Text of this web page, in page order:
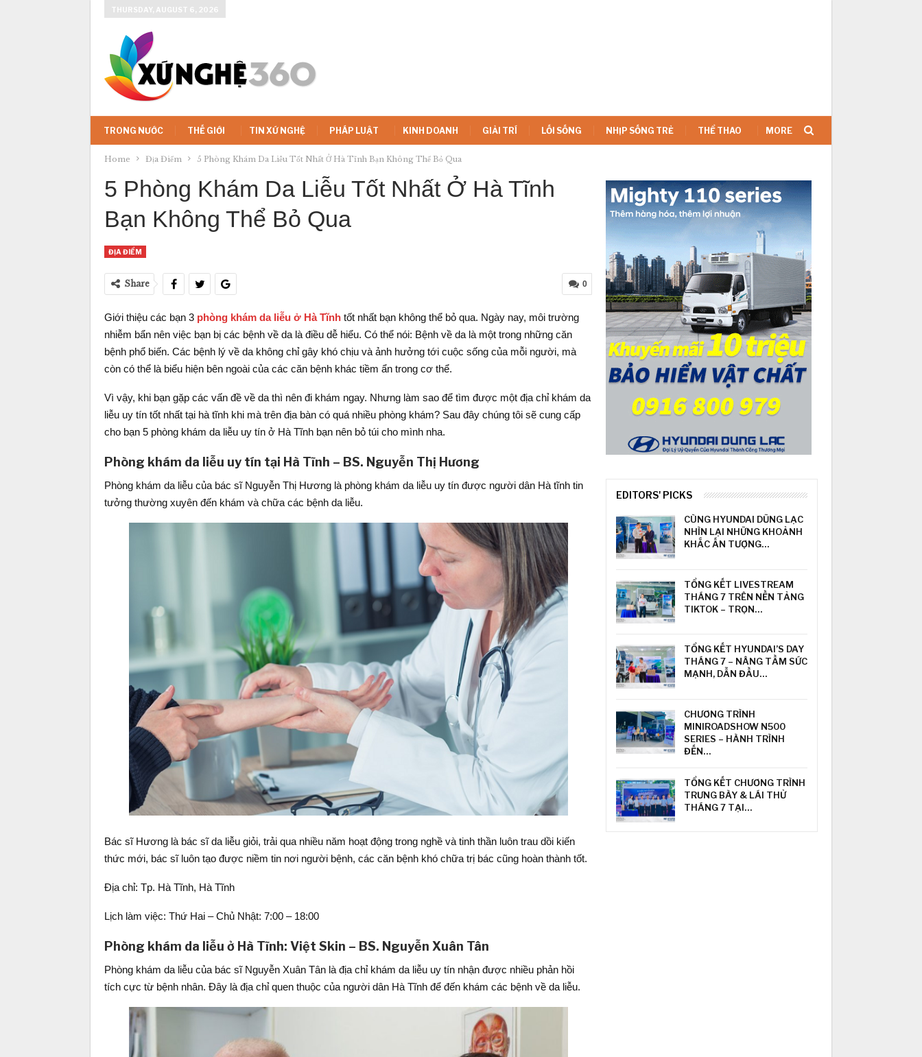
THURSDAY, AUGUST 6, 2026
TRONG NƯỚC THẾ GIỚI TIN XỨ NGHỆ PHÁP LUẬT KINH DOANH GIẢI TRÍ LỐI SỐNG NHỊP SỐNG TRẺ THỂ THAO MORE
Home Địa Điểm 5 Phòng Khám Da Liễu Tốt Nhất Ở Hà Tĩnh Bạn Không Thể Bỏ Qua
5 Phòng Khám Da Liễu Tốt Nhất Ở Hà Tĩnh
Bạn Không Thể Bỏ Qua
ĐỊA ĐIỂM
0
Share
Giới thiệu các bạn 3 phòng khám da liễu ở Hà Tĩnh tốt nhất bạn không thể bỏ qua. Ngày nay, môi trường
nhiễm bẩn nên việc bạn bị các bệnh về da là điều dễ hiểu. Có thể nói: Bệnh về da là một trong những căn
bệnh phổ biến. Các bệnh lý về da không chỉ gây khó chịu và ảnh hưởng tới cuộc sống của mỗi người, mà
còn có thể là biểu hiện bên ngoài của các căn bệnh khác tiềm ẩn trong cơ thể.
Vì vậy, khi bạn gặp các vấn đề về da thì nên đi khám ngay. Nhưng làm sao để tìm được một địa chỉ khám da
liễu uy tín tốt nhất tại hà tĩnh khi mà trên địa bàn có quá nhiều phòng khám? Sau đây chúng tôi sẽ cung cấp
cho bạn 5 phòng khám da liễu uy tín ở Hà Tĩnh bạn nên bỏ túi cho mình nha.
Phòng khám da liễu uy tín tại Hà Tĩnh – BS. Nguyễn Thị Hương
Phòng khám da liễu của bác sĩ Nguyễn Thị Hương là phòng khám da liễu uy tín được người dân Hà tĩnh tin
tưởng thường xuyên đến khám và chữa các bệnh da liễu.
Bác sĩ Hương là bác sĩ da liễu giỏi, trải qua nhiều năm hoạt động trong nghề và tinh thần luôn trau dồi kiến
thức mới, bác sĩ luôn tạo được niềm tin nơi người bệnh, các căn bệnh khó chữa trị bác cũng hoàn thành tốt.
Địa chỉ: Tp. Hà Tĩnh, Hà Tĩnh
Lịch làm việc: Thứ Hai – Chủ Nhật: 7:00 – 18:00
Phòng khám da liễu ở Hà Tĩnh: Việt Skin – BS. Nguyễn Xuân Tân
Phòng khám da liễu của bác sĩ Nguyễn Xuân Tân là địa chỉ khám da liễu uy tín nhận được nhiều phản hồi
tích cực từ bệnh nhân. Đây là địa chỉ quen thuộc của người dân Hà Tĩnh để đến khám các bệnh về da liễu.
EDITORS' PICKS
CÙNG HYUNDAI DŨNG LẠC
NHÌN LẠI NHỮNG KHOẢNH
KHẮC ẤN TƯỢNG…
TỔNG KẾT LIVESTREAM
THÁNG 7 TRÊN NỀN TẢNG
TIKTOK – TRỌN…
TỔNG KẾT HYUNDAI’S DAY
THÁNG 7 – NÂNG TẦM SỨC
MẠNH, DẪN ĐẦU…
CHƯƠNG TRÌNH
MINIROADSHOW N500
SERIES – HÀNH TRÌNH
ĐẾN…
TỔNG KẾT CHƯƠNG TRÌNH
TRƯNG BÀY & LÁI THỬ
THÁNG 7 TẠI…